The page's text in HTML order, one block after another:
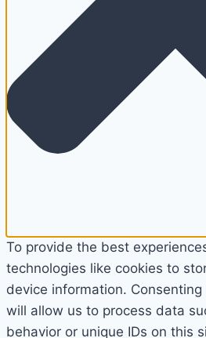
To provide the best
technologies like cookies to
device information.
will allow us to process data
behavior or unique IDs on this